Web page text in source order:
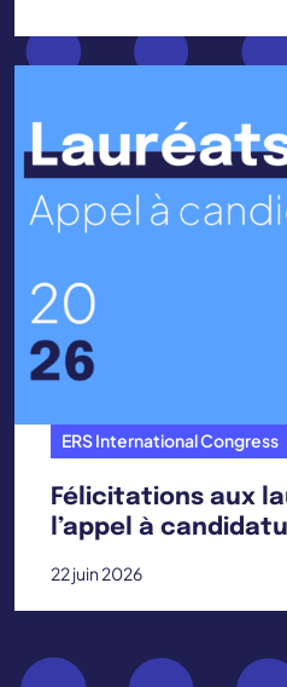
ERS International Congress
Félicitations aux
l’appel à
22 juin 2026